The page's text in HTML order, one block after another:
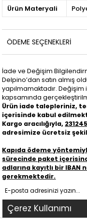
Ürün Materyali
ÖDEME SEÇENEKLERI
İade ve Değişim
Delpino’dan satın almış
yapılmamaktadır.
kapsamında
Ürün iade talepleriniz,
içerisinde kabul
Kargo aracılığıyla,
adresimize ücretsiz
Kapıda ödeme
sürecinde paket
adlarına kayıtlı bir
gerekmektedir.
Çerez Kullanımı